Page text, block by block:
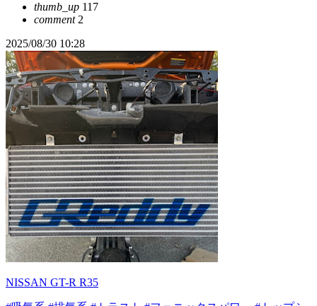
thumb_up 117
comment2
2025/08/30 10:28
NISSAN GT-R R35